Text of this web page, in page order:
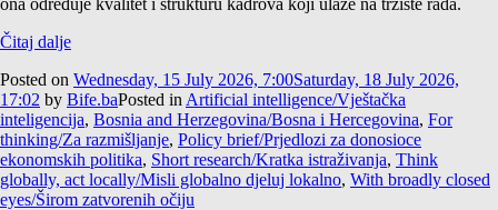
Čitaj dalje
Posted on Wednesday, 15 July 2026, 7:00Saturday, 18 July 2026,
17:02 by Bife.baPosted in Artificial intelligence/Vještačka
inteligencija, Bosnia and Herzegovina/Bosna i Hercegovina, For
thinking/Za razmišljanje, Policy brief/Prjedlozi za donosioce
ekonomskih politika, Short research/Kratka istraživanja, Think
globally, act locally/Misli globalno djeluj lokalno, With broadly closed
eyes/Širom zatvorenih očiju